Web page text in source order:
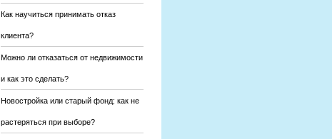
Как научиться принимать отказ
клиента?
Можно ли отказаться от недвижимости
и как это сделать?
Новостройка или старый фонд: как не
растеряться при выборе?